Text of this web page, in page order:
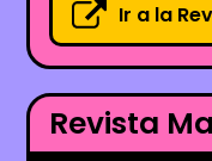
Ir a la
Revista